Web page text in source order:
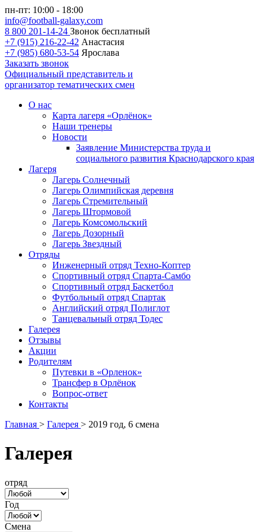
пн-пт: 10:00 - 18:00
info@football-galaxy.com
8 800 201-14-24 Звонок бесплатный
+7 (915) 216-22-42 Анастасия
+7 (985) 680-53-54 Ярослава
Заказать звонок
Официальный представитель и
организатор тематических смен
О нас
Карта лагеря «Орлёнок»
Наши тренеры
Новости
Заявление Министерства труда и
социального развития Краснодарского края
Лагеря
Лагерь Солнечный
Лагерь Олимпийская деревня
Лагерь Стремительный
Лагерь Штормовой
Лагерь Комсомольский
Лагерь Дозорный
Лагерь Звездный
Отряды
Инженерный отряд Техно-Коптер
Спортивный отряд Спарта-Самбо
Спортивный отряд Баскетбол
Футбольный отряд Спартак
Английский отряд Полиглот
Танцевальный отряд Тодес
Галерея
Отзывы
Акции
Родителям
Путевки в «Орленок»
Трансфер в Орлёнок
Вопрос-ответ
Контакты
Главная > Галерея > 2019 год, 6 смена
Галерея
отряд
Год
Смена